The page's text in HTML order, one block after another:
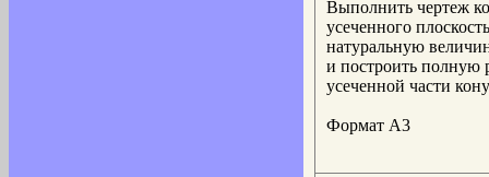
Выполнить чертеж
усеченного
натуральную
и построить полную
усеченной части
Формат А3